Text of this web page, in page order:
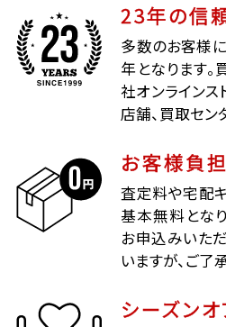
23年の信
多数のお客様
年となります。
社オンラインス
店舗、買取セン
お客様負
査定料や宅配
基本無料とな
お申込みいた
いますが、ご了
シーズン